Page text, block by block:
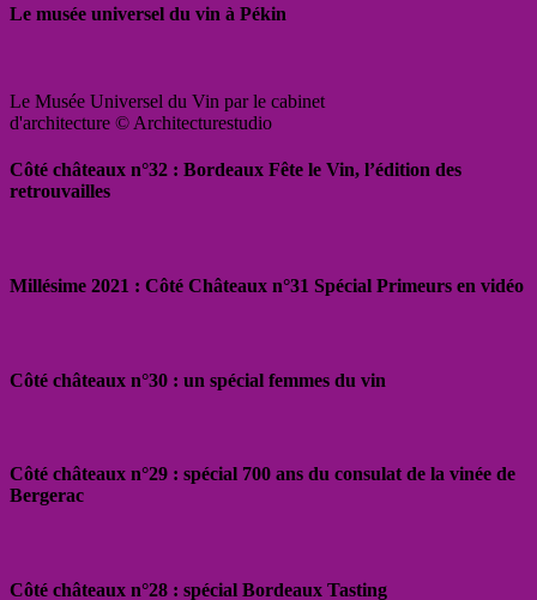
Le musée universel du vin à Pékin
Le Musée Universel du Vin par le cabinet
d'architecture © Architecturestudio
Côté châteaux n°32 : Bordeaux Fête le Vin, l’édition des
retrouvailles
Millésime 2021 : Côté Châteaux n°31 Spécial Primeurs en vidéo
Côté châteaux n°30 : un spécial femmes du vin
Côté châteaux n°29 : spécial 700 ans du consulat de la vinée de
Bergerac
Côté châteaux n°28 : spécial Bordeaux Tasting